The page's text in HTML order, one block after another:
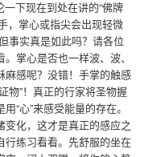
下现在到处在讲的“佛牌
，掌心或指尖会出现轻微
事实真是如此吗？请各位
掌心是否也一样波、波、
麻感呢？没错！手掌的触感
物”！真正的行家将圣物握
“心”来感受能量的存在。
化，这才是真正的感应之
行练习看看。先舒服的坐在